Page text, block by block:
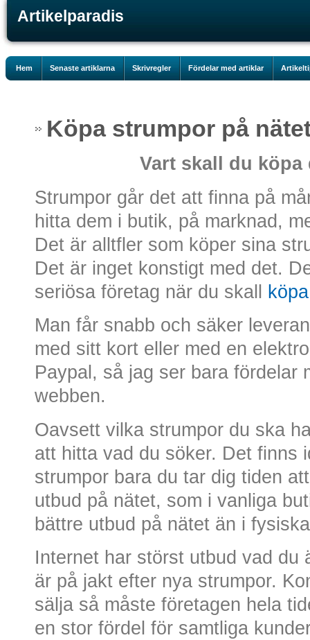
Artikelparadis
Hem Senaste artiklarna Skrivregler Fördelar med artiklar
Köpa strumpor på
Vart skall du
Strumpor går det att finna på
hitta dem i butik, på marknad,
Det är alltfler som köper sina
Det är inget konstigt med det.
seriösa företag när du skall
Man får snabb och säker
med sitt kort eller med en
Paypal, så jag ser bara fördelar
webben.
Oavsett vilka strumpor du ska
att hitta vad du söker. Det finns
strumpor bara du tar dig tiden
utbud på nätet, som i vanliga
bättre utbud på nätet än i
Internet har störst utbud vad du
är på jakt efter nya strumpor.
sälja så måste företagen hela
en stor fördel för samtliga